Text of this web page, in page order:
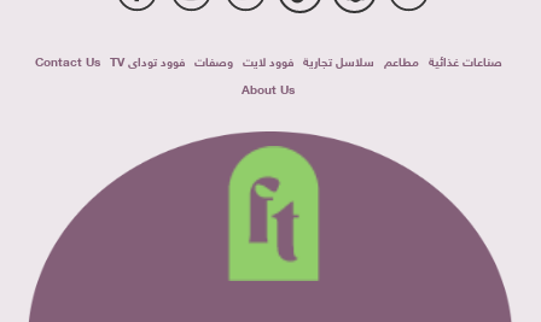
صناعات غذائية مطاعم سلاسل تجارية فوود لايت وصفات فوود توداى TV
Contact Us
About Us